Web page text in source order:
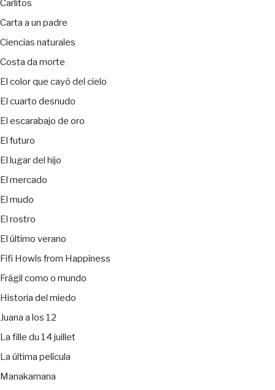
Carlitos
Carta a un padre
Ciencias naturales
Costa da morte
El color que cayó del cielo
El cuarto desnudo
El escarabajo de oro
El futuro
El lugar del hijo
El mercado
El mudo
El rostro
El último verano
Fifi Howls from Happiness
Frágil como o mundo
Historia del miedo
Juana a los 12
La fille du 14 juillet
La última película
Manakamana